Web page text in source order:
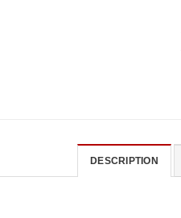
DESCRIPTION